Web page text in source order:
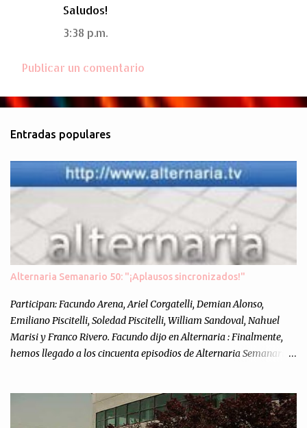
Saludos!
3:38 p.m.
Publicar un comentario
Entradas populares
Alternaria Semanario 50: "¡Aplausos sincronizados!"
Participan: Facundo Arena, Ariel Corgatelli, Demian Alonso,
Emiliano Piscitelli, Soledad Piscitelli, William Sandoval, Nahuel
Marisi y Franco Rivero. Facundo dijo en Alternaria : Finalmente,
hemos llegado a los cincuenta episodios de Alternaria Semanario.
nuestra propia óptica: un punto de vista independiente e
informal.Para festejarlo, se nos ocurrió que estemos todos juntos; y